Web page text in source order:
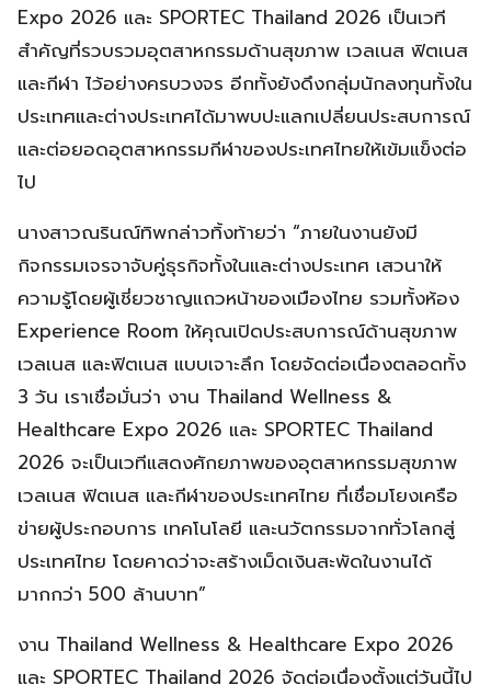
Expo 2026 และ SPORTEC Thailand 2026 เป็นเวที
สำคัญที่รวบรวมอุตสาหกรรมด้านสุขภาพ เวลเนส ฟิตเนส
และกีฬา ไว้อย่างครบวงจร อีกทั้งยังดึงกลุ่มนักลงทุนทั้งใน
ประเทศและต่างประเทศได้มาพบปะแลกเปลี่ยนประสบการณ์
และต่อยอดอุตสาหกรรมกีฬาของประเทศไทยให้เข้มแข็งต่อ
ไป
นางสาวณรินณ์ทิพกล่าวทิ้งท้ายว่า “ภายในงานยังมี
กิจกรรมเจรจาจับคู่ธุรกิจทั้งในและต่างประเทศ เสวนาให้
ความรู้โดยผู้เชี่ยวชาญแถวหน้าของเมืองไทย รวมทั้งห้อง
Experience Room ให้คุณเปิดประสบการณ์ด้านสุขภาพ
เวลเนส และฟิตเนส แบบเจาะลึก โดยจัดต่อเนื่องตลอดทั้ง
3 วัน เราเชื่อมั่นว่า งาน Thailand Wellness &
Healthcare Expo 2026 และ SPORTEC Thailand
2026 จะเป็นเวทีแสดงศักยภาพของอุตสาหกรรมสุขภาพ
เวลเนส ฟิตเนส และกีฬาของประเทศไทย ที่เชื่อมโยงเครือ
ข่ายผู้ประกอบการ เทคโนโลยี และนวัตกรรมจากทั่วโลกสู่
ประเทศไทย โดยคาดว่าจะสร้างเม็ดเงินสะพัดในงานได้
มากกว่า 500 ล้านบาท”
งาน Thailand Wellness & Healthcare Expo 2026
และ SPORTEC Thailand 2026 จัดต่อเนื่องตั้งแต่วันนี้ไป